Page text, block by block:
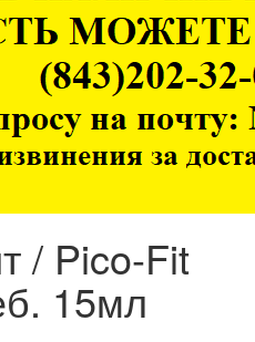
/ Pico-Fit
15мл